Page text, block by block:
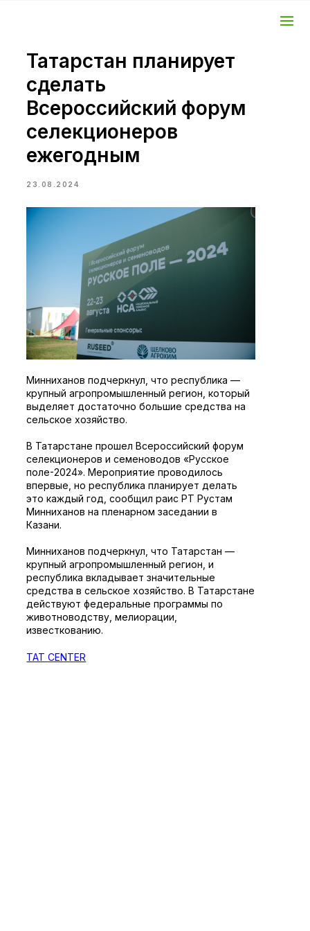
Татарстан планирует
сделать
Всероссийский форум
селекционеров
ежегодным
23.08.2024
Минниханов подчеркнул, что республика —
крупный агропромышленный регион, который
выделяет достаточно большие средства на
сельское хозяйство.
В Татарстане прошел Всероссийский форум
селекционеров и семеноводов «Русское
поле-2024». Мероприятие проводилось
впервые, но республика планирует делать
это каждый год, сообщил раис РТ Рустам
Минниханов на пленарном заседании в
Казани.
Минниханов подчеркнул, что Татарстан —
крупный агропромышленный регион, и
республика вкладывает значительные
средства в сельское хозяйство. В Татарстане
действуют федеральные программы по
животноводству, мелиорации,
известкованию.
TAT CENTER